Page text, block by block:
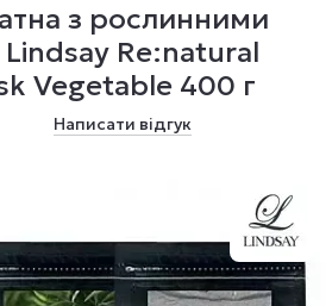
з рослинними
Re:natural
Vegetable 400 г
Написати відгук